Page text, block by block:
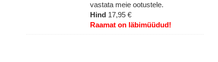
vastata meie ootustele.
Hind 17,95 €
Raamat on läbimüüdud!